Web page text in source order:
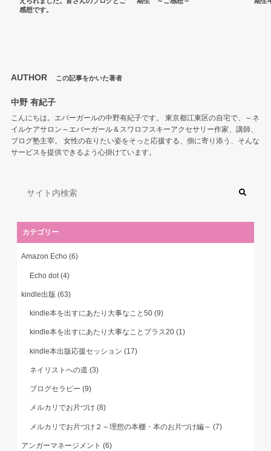
感想です。
AUTHOR この記事をかいた著者
中野 有紀子
こんにちは。エバーガールの中野有紀子です。 東京都江東区の自宅で、～ネ
イルケアサロン～エバーガール＆スワロフスキーアクセサリー作家、講師、
ブログ塾主宰。 女性の在りたい姿をそっと応援する、側に寄り添う、そんな
サービスを提供できるよう心掛けています。
カテゴリー
Amazon Echo(6)
Echo dot(4)
kindle出版(63)
kindle本を出すにあたり大事なこと50(9)
kindle本を出すにあたり大事なことプラス20(1)
kindle本出版応援セッション(17)
ネイリストへの道(3)
ブログセラピー(9)
メルカリでお片づけ(8)
メルカリでお片づけ２～理想の本棚・本のお片づけ編～(7)
アンガーマネージメント(6)